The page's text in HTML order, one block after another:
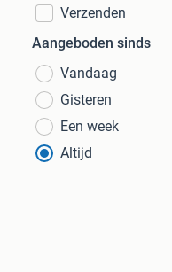
Verzenden
Aangeboden sinds
Vandaag
Gisteren
Een week
Altijd